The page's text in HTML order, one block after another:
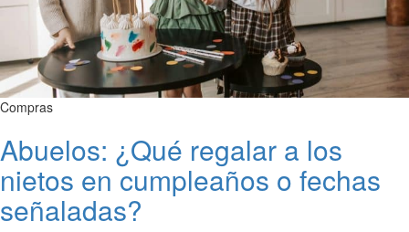
Compras
Abuelos: ¿Qué regalar a los
nietos en cumpleaños o fechas
señaladas?